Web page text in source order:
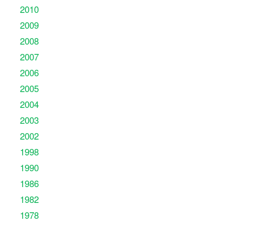
2010
2009
2008
2007
2006
2005
2004
2003
2002
1998
1990
1986
1982
1978